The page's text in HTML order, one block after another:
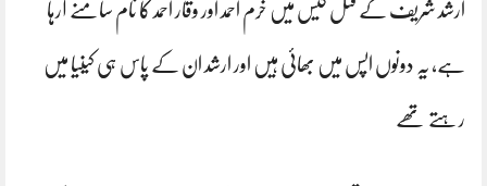
ارشد شریف کے قتل کیس میں خرم احمد اور وقار احمد کا نام سامنے آرہا
ہے، یہ دونوں اپس میں بھائی ہیں اور ارشد ان کے پاس ہی کینیا میں
رہتے تھے